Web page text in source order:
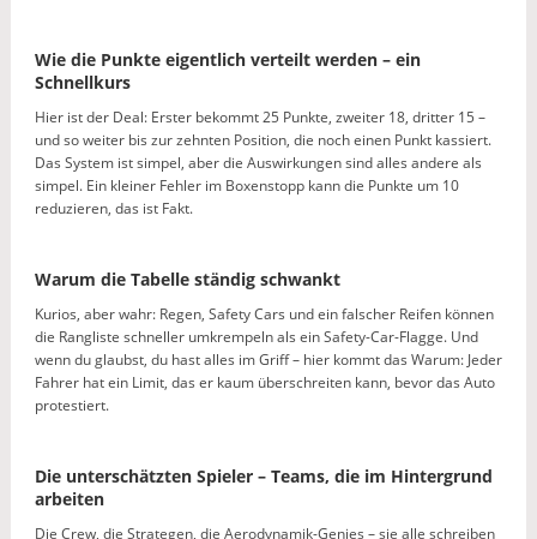
Wie die Punkte eigentlich verteilt werden – ein
Schnellkurs
Hier ist der Deal: Erster bekommt 25 Punkte, zweiter 18, dritter 15 –
und so weiter bis zur zehnten Position, die noch einen Punkt kassiert.
Das System ist simpel, aber die Auswirkungen sind alles andere als
simpel. Ein kleiner Fehler im Boxenstopp kann die Punkte um 10
reduzieren, das ist Fakt.
Warum die Tabelle ständig schwankt
Kurios, aber wahr: Regen, Safety Cars und ein falscher Reifen können
die Rangliste schneller umkrempeln als ein Safety-Car-Flagge. Und
wenn du glaubst, du hast alles im Griff – hier kommt das Warum: Jeder
Fahrer hat ein Limit, das er kaum überschreiten kann, bevor das Auto
protestiert.
Die unterschätzten Spieler – Teams, die im Hintergrund
arbeiten
Die Crew, die Strategen, die Aerodynamik-Genies – sie alle schreiben